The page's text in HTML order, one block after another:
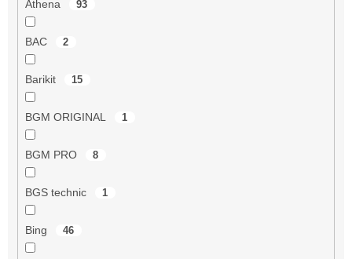
Athena 93
BAC 2
Barikit 15
BGM ORIGINAL 1
BGM PRO 8
BGS technic 1
Bing 46